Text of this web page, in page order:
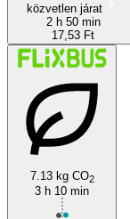
közvetlen járat
2 h 50 min
17,53 Ft
7.13 kg CO2
3 h 10 min